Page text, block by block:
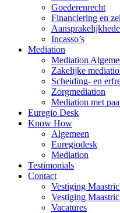
Goederenrecht
Financiering en
Incasso’s
Mediation
Mediation
Zakelijke
Scheiding- en
Zorgmediation
Mediation met
Euregio Desk
Know How
Algemeen
Euregiodesk
Mediation
Testimonials
Contact
Vestiging
Vestiging
Vacatures